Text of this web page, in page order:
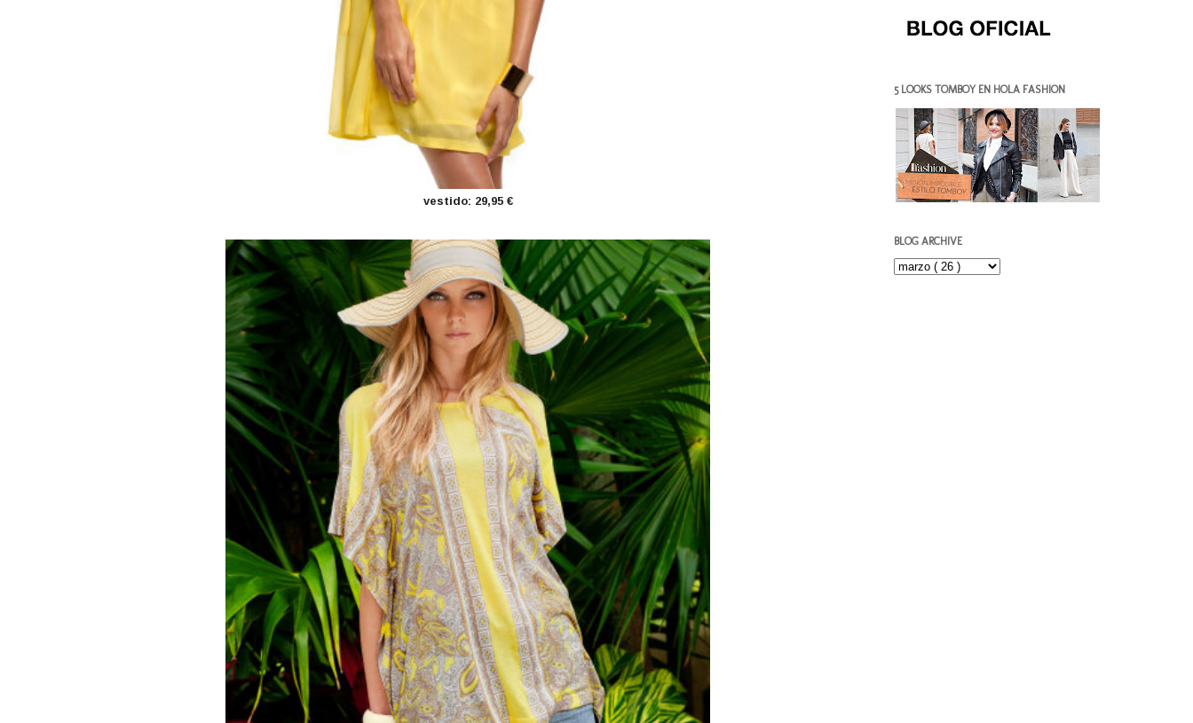
vestido: 29,95 €
5 LOOKS TOMBOY EN HOLA FASHION
BLOG ARCHIVE